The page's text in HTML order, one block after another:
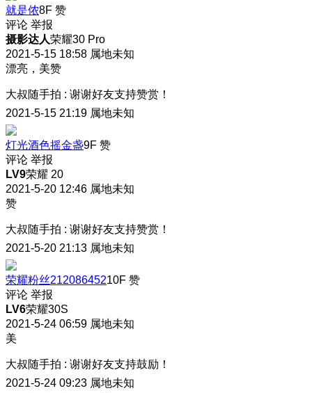
就是侬8F 赞
评论 举报
摄影达人荣耀30 Pro
2021-5-15 18:58 属地未知
漂亮，美赞
大叔随手拍 : 谢谢好友支持赞赏！
2021-5-15 21:19 属地未知
灯光酒色摇金盏9F 赞
评论 举报
LV9荣耀 20
2021-5-20 12:46 属地未知
赞
大叔随手拍 : 谢谢好友支持赞赏！
2021-5-20 21:13 属地未知
荣耀粉丝21208645210F 赞
评论 举报
LV6荣耀30S
2021-5-24 06:59 属地未知
美
大叔随手拍 : 谢谢好友支持鼓励！
2021-5-24 09:23 属地未知